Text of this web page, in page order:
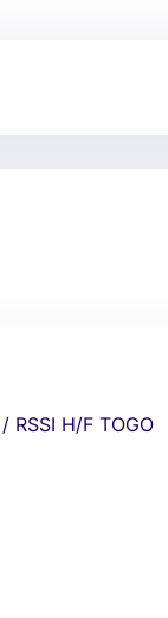
RSSI H/F TOGO